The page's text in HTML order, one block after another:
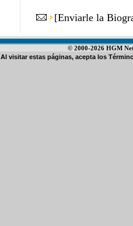
[Enviarle la
© 2000-2026 HGM
Al visitar estas páginas, acepta los